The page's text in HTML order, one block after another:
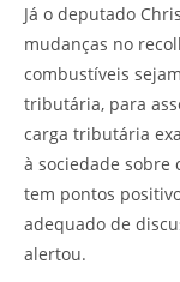
Já o deputado
mudanças no
combustíveis
tributária, para
carga tributária
à sociedade sobre
tem pontos
adequado de
alertou.